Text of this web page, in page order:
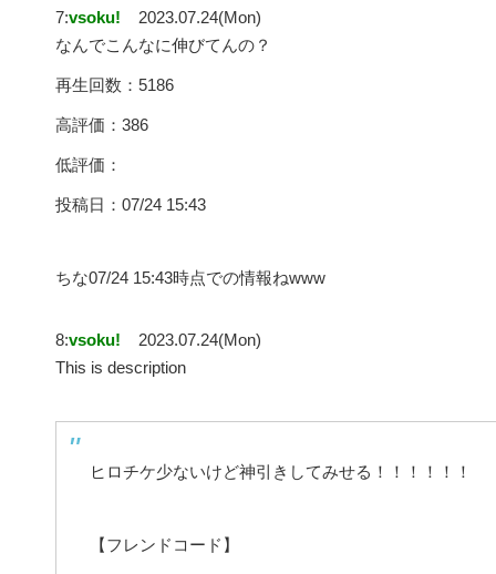
7:vsoku!
2023.07.24(Mon)
なんでこんなに伸びてんの？
再生回数：5186
高評価：386
低評価：
投稿日：07/24 15:43
ちな07/24 15:43時点での情報ねwww
8:vsoku!
2023.07.24(Mon)
This is description
ヒロチケ少ないけど神引きしてみせる！！！！！！
【フレンドコード】